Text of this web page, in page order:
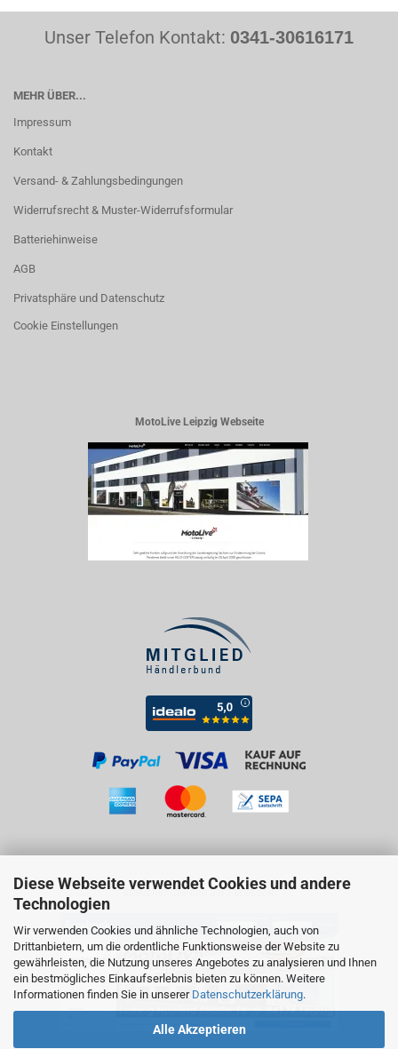
Diese Webseite verwendet Cookies und andere
Technologien
Wir verwenden Cookies und ähnliche Technologien, auch von
Drittanbietern, um die ordentliche Funktionsweise der Website zu
gewährleisten, die Nutzung unseres Angebotes zu analysieren und Ihnen
ein bestmögliches Einkaufserlebnis bieten zu können. Weitere
Informationen finden Sie in unserer Datenschutzerklärung.
Alle Akzeptieren
Unser Telefon Kontakt: 0341-30616171
MEHR ÜBER...
Impressum
Kontakt
Versand- & Zahlungsbedingungen
Widerrufsrecht & Muster-Widerrufsformular
Batteriehinweise
AGB
Privatsphäre und Datenschutz
Cookie Einstellungen
MotoLive Leipzig Webseite
Besuchen Sie uns auf Facebook!